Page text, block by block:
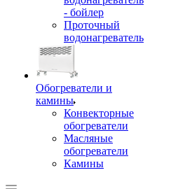
- бойлер
Проточный
водонагреватель
Обогреватели и
камины
Конвекторные
обогреватели
Масляные
обогреватели
Камины